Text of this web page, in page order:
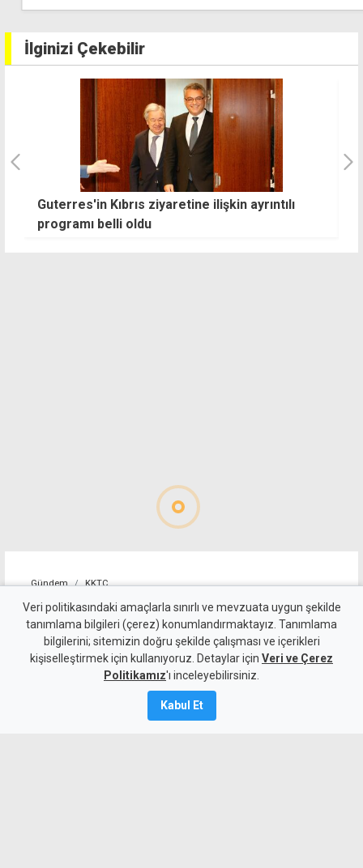
İlginizi Çekebilir
Guterres'in Kıbrıs ziyaretine ilişkin ayrıntılı
programı belli oldu
Gündem KKTC
10 kişi kalan Beşiktaş'tan
altın değerinde galibiyet
Veri politikasındaki amaçlarla sınırlı ve mevzuata uygun şekilde
tanımlama bilgileri (çerez) konumlandırmaktayız. Tanımlama
bilgilerini; sitemizin doğru şekilde çalışması ve içerikleri
kişiselleştirmek için kullanıyoruz. Detaylar için Veri ve Çerez
Politikamız'ı inceleyebilirsiniz.
Kabul Et